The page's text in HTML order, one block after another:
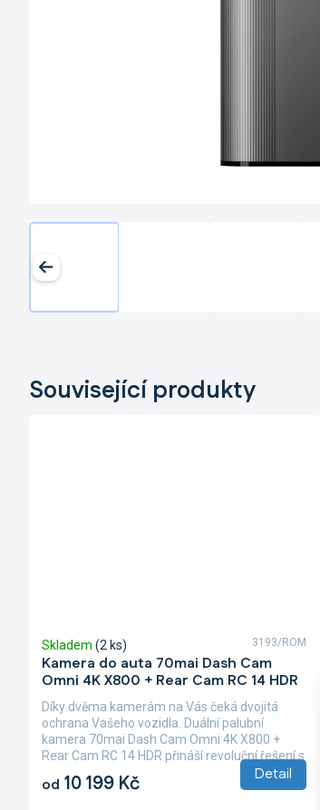
Související produkty
Kamera do auta 70mai Dash Cam
Omni 4K X800 + Rear Cam RC 14 HDR
Skladem (2 ks)
od 10 199 Kč Detail
Díky dvěma kamerám na Vás čeká dvojitá
ochrana Vašeho vozidla. Duální palubní
kamera 70mai Dash Cam Omni 4K X800 +
Rear Cam RC 14 HDR přináší revoluční řešení s
neuvěřitelným...
3193/ROM